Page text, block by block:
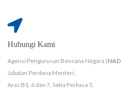
Hubungi Kami
Agensi Pengurusan Bencana Negara (
Jabatan Perdana Menteri,
Aras B1, 6 dan 7, Setia Perkasa 5,